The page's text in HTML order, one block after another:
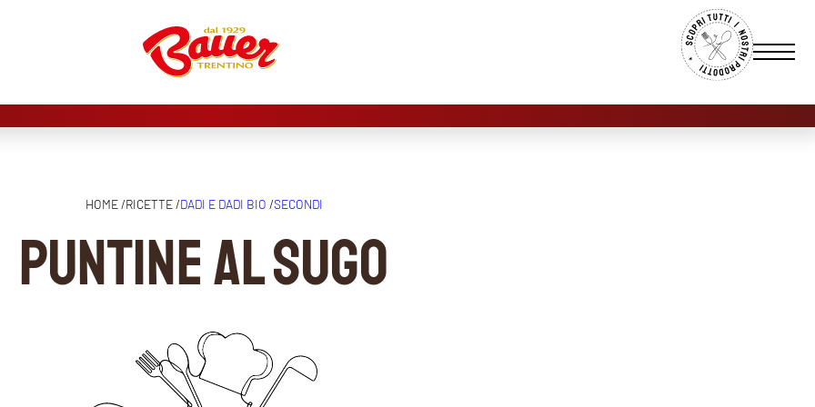
HOME /RICETTE /DADI E DADI BIO /SECONDI
Puntine al sugo